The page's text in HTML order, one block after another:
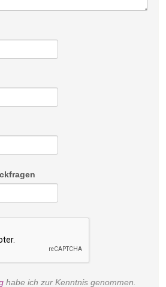
habe ich zur Kenntnis genommen.